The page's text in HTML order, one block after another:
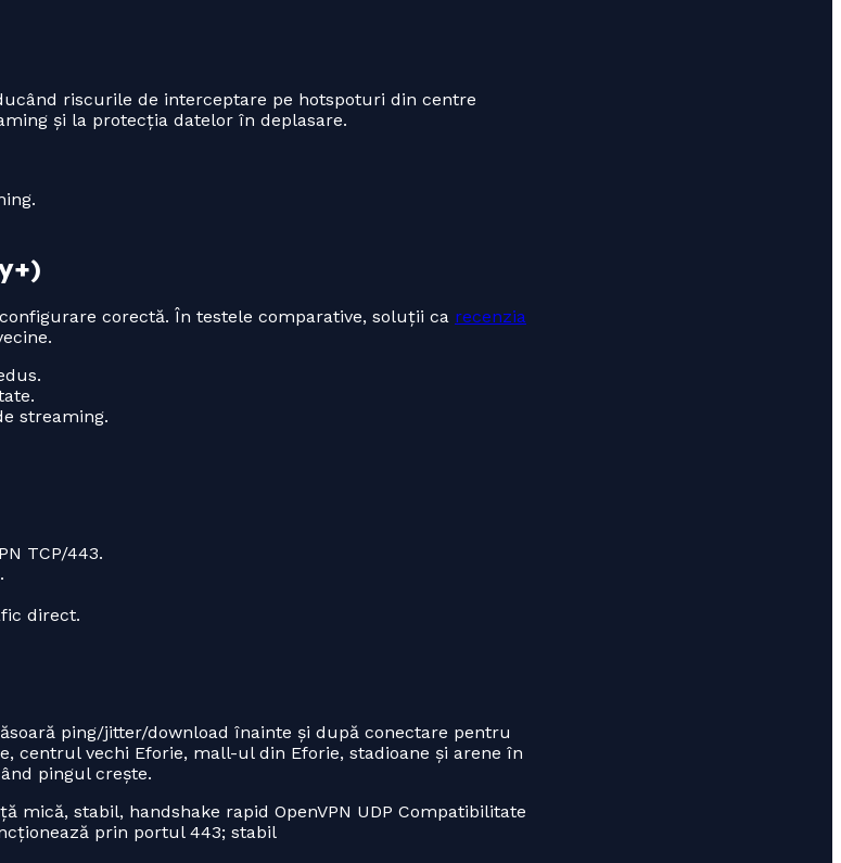
riscurile de interceptare pe hotspoturi din centre
și la protecția datelor în deplasare.
corectă. În testele comparative, soluții ca recenzia
streaming.
TCP/443.
direct.
ping/jitter/download înainte și după conectare pentru
centrul vechi Eforie, mall-ul din Eforie, stadioane și arene în
pingul crește.
mică, stabil, handshake rapid OpenVPN UDP Compatibilitate
prin portul 443; stabil